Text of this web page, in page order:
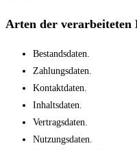
Arten der verarbeiteten
Bestandsdaten.
Zahlungsdaten.
Kontaktdaten.
Inhaltsdaten.
Vertragsdaten.
Nutzungsdaten.